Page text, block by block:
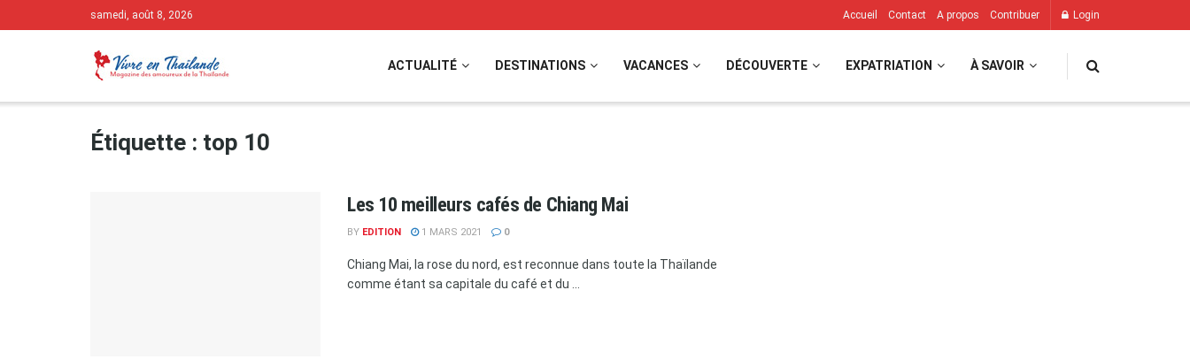
samedi, août 8, 2026 Accueil Contact A propos Contribuer Login
ACTUALITÉ DESTINATIONS VACANCES DÉCOUVERTE EXPATRIATION À SAVOIR
Étiquette : top 10
Les 10 meilleurs cafés de Chiang Mai
BY EDITION 1 MARS 2021 0
Chiang Mai, la rose du nord, est reconnue dans toute la Thaïlande
comme étant sa capitale du café et du ...